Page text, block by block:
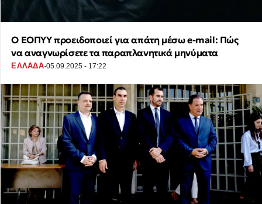
Ο ΕΟΠΥΥ προειδοποιεί για απάτη μέσω e-mail: Πώς
να αναγνωρίσετε τα παραπλανητικά μηνύματα
ΕΛΛΑΔΑ·05.09.2025 - 17:22